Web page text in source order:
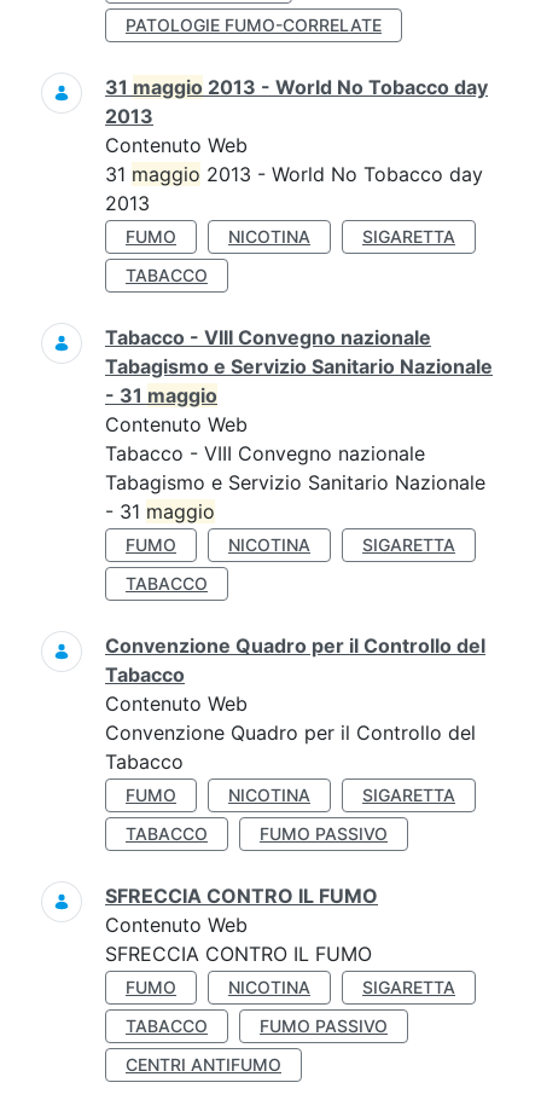
PATOLOGIE FUMO-CORRELATE
31 maggio 2013 - World No Tobacco day
2013
Contenuto Web
31 maggio 2013 - World No Tobacco day
2013
FUMO NICOTINA
SIGARETTA
TABACCO
Tabacco - VIII Convegno nazionale
Tabagismo e Servizio Sanitario Nazionale
- 31 maggio
Contenuto Web
Tabacco - VIII Convegno nazionale
Tabagismo e Servizio Sanitario Nazionale
- 31 maggio
FUMO NICOTINA
SIGARETTA
TABACCO
Convenzione Quadro per il Controllo del
Tabacco
Contenuto Web
Convenzione Quadro per il Controllo del
Tabacco
FUMO NICOTINA
SIGARETTA
TABACCO
FUMO PASSIVO
SFRECCIA CONTRO IL FUMO
Contenuto Web
SFRECCIA CONTRO IL FUMO
FUMO NICOTINA
SIGARETTA
TABACCO
FUMO PASSIVO
CENTRI ANTIFUMO